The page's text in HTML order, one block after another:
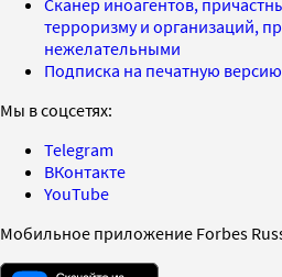
терроризму и организаций,
нежелательными
Подписка на печатную
Мы в соцсетях:
Telegram
ВКонтакте
YouTube
Мобильное приложение Forbes